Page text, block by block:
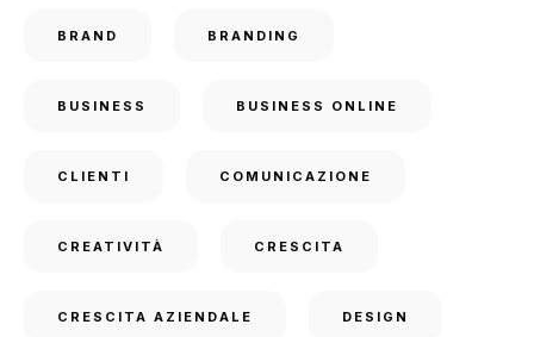
BRAND BRANDING
BUSINESS BUSINESS ONLINE
CLIENTI COMUNICAZIONE
CREATIVITÀ CRESCITA
CRESCITA AZIENDALE DESIGN